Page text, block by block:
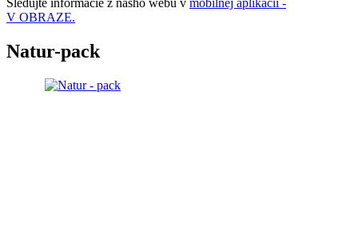
Sledujte informácie z nášho webu v mobilnej aplikácii -
V OBRAZE.
Natur-pack